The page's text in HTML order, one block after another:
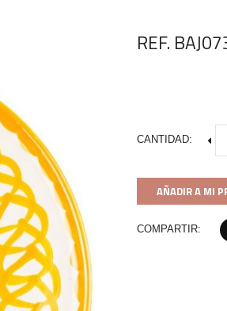
REF.
CANTIDAD:
AÑADIR A MI
COMPARTIR: